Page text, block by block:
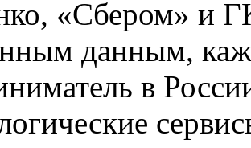
«Сбером» и
данным,
в